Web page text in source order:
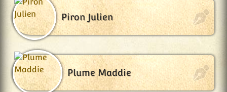
Piron Julien
Plume Maddie